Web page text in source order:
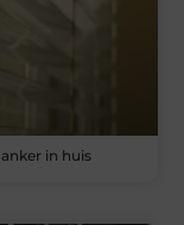
in huis